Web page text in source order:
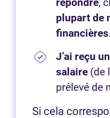
répondre,
plupart de
financières.
J’ai reçu
salaire (de
prélevé de
Si cela